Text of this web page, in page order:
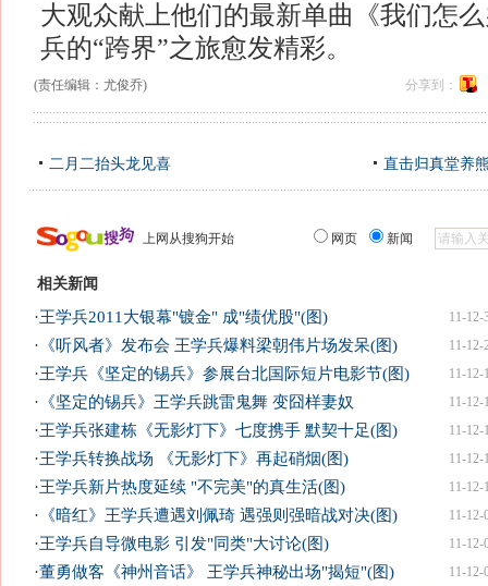
大观众献上他们的最新单曲《我们怎
兵的“跨界”之旅愈发精彩。
(责任编辑：尤俊乔) 分享到：
二月二抬头龙见喜 直击归真堂养
上网从搜狗开始 网页 新闻
相关新闻
11-12-
·王学兵2011大银幕"镀金" 成"绩优股"(图)
11-12-
· 《听风者》发布会 王学兵爆料梁朝伟片场发呆(图)
11-12-
·王学兵《坚定的锡兵》参展台北国际短片电影节(图)
11-12-
· 《坚定的锡兵》王学兵跳雷鬼舞 变囧样妻奴
11-12-
·王学兵张建栋《无影灯下》七度携手 默契十足(图)
11-12-
·王学兵转换战场 《无影灯下》再起硝烟(图)
11-12-
·王学兵新片热度延续 "不完美"的真生活(图)
11-12-
· 《暗红》王学兵遭遇刘佩琦 遇强则强暗战对决(图)
11-12-
·王学兵自导微电影 引发"同类"大讨论(图)
11-12-
·董勇做客《神州音话》 王学兵神秘出场"揭短"(图)